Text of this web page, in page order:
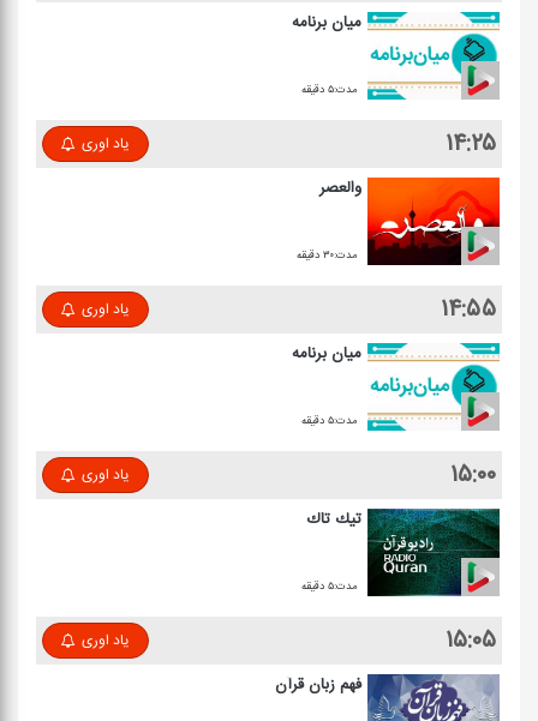
میان برنامه
مدت:۵ دقیقه
۱۴:۲۵ یاد اوری
والعصر
مدت:۳۰ دقیقه
۱۴:۵۵ یاد اوری
میان برنامه
مدت:۵ دقیقه
۱۵:۰۰ یاد اوری
تیك تاك
مدت:۵ دقیقه
۱۵:۰۵ یاد اوری
فهم زبان قرآن